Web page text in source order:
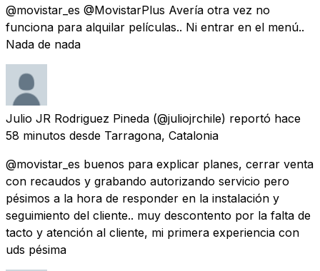
@movistar_es @MovistarPlus Avería otra vez no
funciona para alquilar películas.. Ni entrar en el menú..
Nada de nada
Julio JR Rodriguez Pineda (@juliojrchile) reportó hace
58 minutos desde Tarragona, Catalonia
@movistar_es buenos para explicar planes, cerrar venta
con recaudos y grabando autorizando servicio pero
pésimos a la hora de responder en la instalación y
seguimiento del cliente.. muy descontento por la falta de
tacto y atención al cliente, mi primera experiencia con
uds pésima